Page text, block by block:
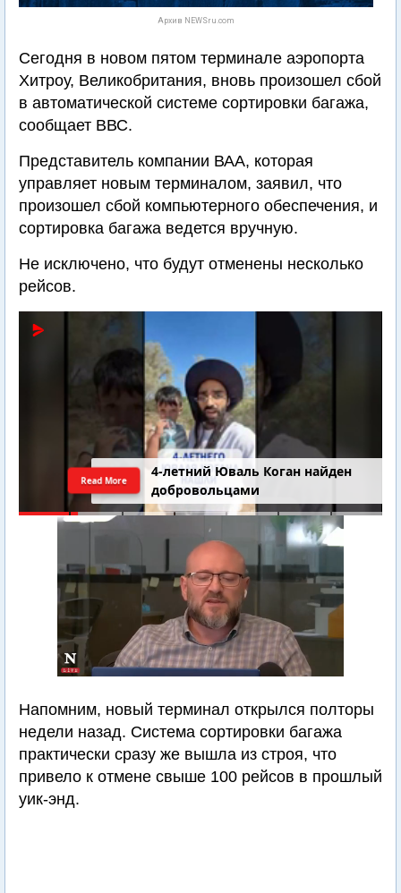
Архив NEWSru.com
Сегодня в новом пятом терминале аэропорта
Хитроу, Великобритания, вновь произошел сбой
в автоматической системе сортировки багажа,
сообщает ВВС.
Представитель компании ВАА, которая
управляет новым терминалом, заявил, что
произошел сбой компьютерного обеспечения, и
сортировка багажа ведется вручную.
Не исключено, что будут отменены несколько
рейсов.
4-летний Юваль Коган найден
добровольцами
Read More
Напомним, новый терминал открылся полторы
недели назад. Система сортировки багажа
практически сразу же вышла из строя, что
привело к отмене свыше 100 рейсов в прошлый
уик-энд.